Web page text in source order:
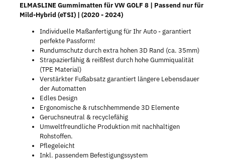
ELMASLINE Gummimatten für VW GOLF 8 | Passend nur für
Mild-Hybrid (eTSI) | (2020 - 2024)
Individuelle Maßanfertigung für Ihr Auto - garantiert
perfekte Passform!
Rundumschutz durch extra hohen 3D Rand (ca. 35mm)
Strapazierfähig & reißfest durch hohe Gummiqualität
(TPE Material)
Verstärkter Fußabsatz garantiert längere Lebensdauer
der Automatten
Edles Design
Ergonomische & rutschhemmende 3D Elemente
Geruchsneutral & recyclefähig
Umweltfreundliche Produktion mit nachhaltigen
Rohstoffen.
Pflegeleicht
Inkl. passendem Befestigungssystem